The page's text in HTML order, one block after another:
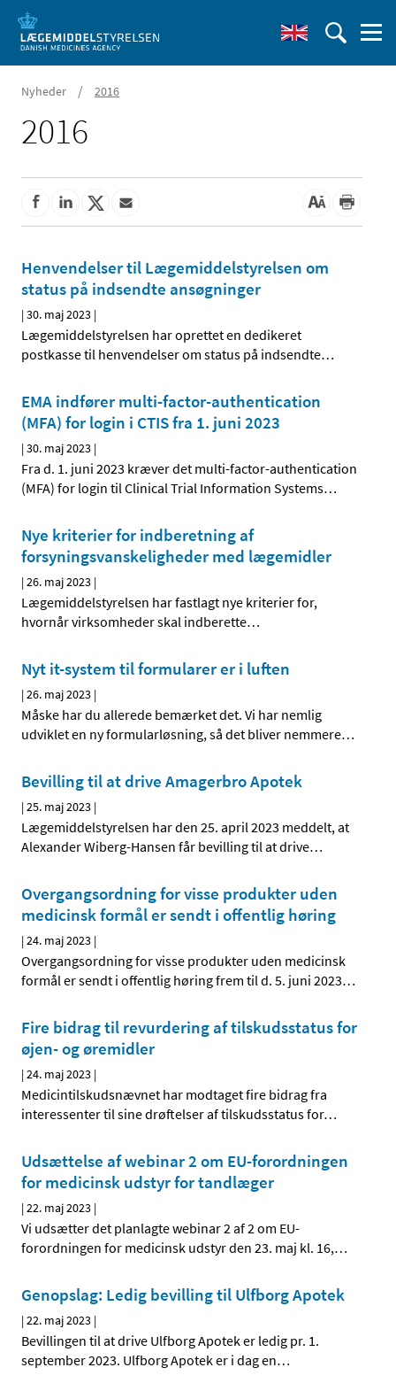
Nyheder / 2016
2016
Henvendelser til Lægemiddelstyrelsen om
status på indsendte ansøgninger
|30. maj 2023 |
Lægemiddelstyrelsen har oprettet en dedikeret
postkasse til henvendelser om status på indsendte…
EMA indfører multi-factor-authentication
(MFA) for login i CTIS fra 1. juni 2023
|30. maj 2023 |
Fra d. 1. juni 2023 kræver det multi-factor-authentication
(MFA) for login til Clinical Trial Information Systems…
Nye kriterier for indberetning af
forsyningsvanskeligheder med lægemidler
|26. maj 2023 |
Lægemiddelstyrelsen har fastlagt nye kriterier for,
hvornår virksomheder skal indberette…
Nyt it-system til formularer er i luften
|26. maj 2023 |
Måske har du allerede bemærket det. Vi har nemlig
udviklet en ny formularløsning, så det bliver nemmere…
Bevilling til at drive Amagerbro Apotek
|25. maj 2023 |
Lægemiddelstyrelsen har den 25. april 2023 meddelt, at
Alexander Wiberg-Hansen får bevilling til at drive…
Overgangsordning for visse produkter uden
medicinsk formål er sendt i offentlig høring
|24. maj 2023 |
Overgangsordning for visse produkter uden medicinsk
formål er sendt i offentlig høring frem til d. 5. juni 2023…
Fire bidrag til revurdering af tilskudsstatus for
øjen- og øremidler
|24. maj 2023 |
Medicintilskudsnævnet har modtaget fire bidrag fra
interessenter til sine drøftelser af tilskudsstatus for…
Udsættelse af webinar 2 om EU-forordningen
for medicinsk udstyr for tandlæger
|22. maj 2023 |
Vi udsætter det planlagte webinar 2 af 2 om EU-
forordningen for medicinsk udstyr den 23. maj kl. 16,…
Genopslag: Ledig bevilling til Ulfborg Apotek
|22. maj 2023 |
Bevillingen til at drive Ulfborg Apotek er ledig pr. 1.
september 2023. Ulfborg Apotek er i dag en…